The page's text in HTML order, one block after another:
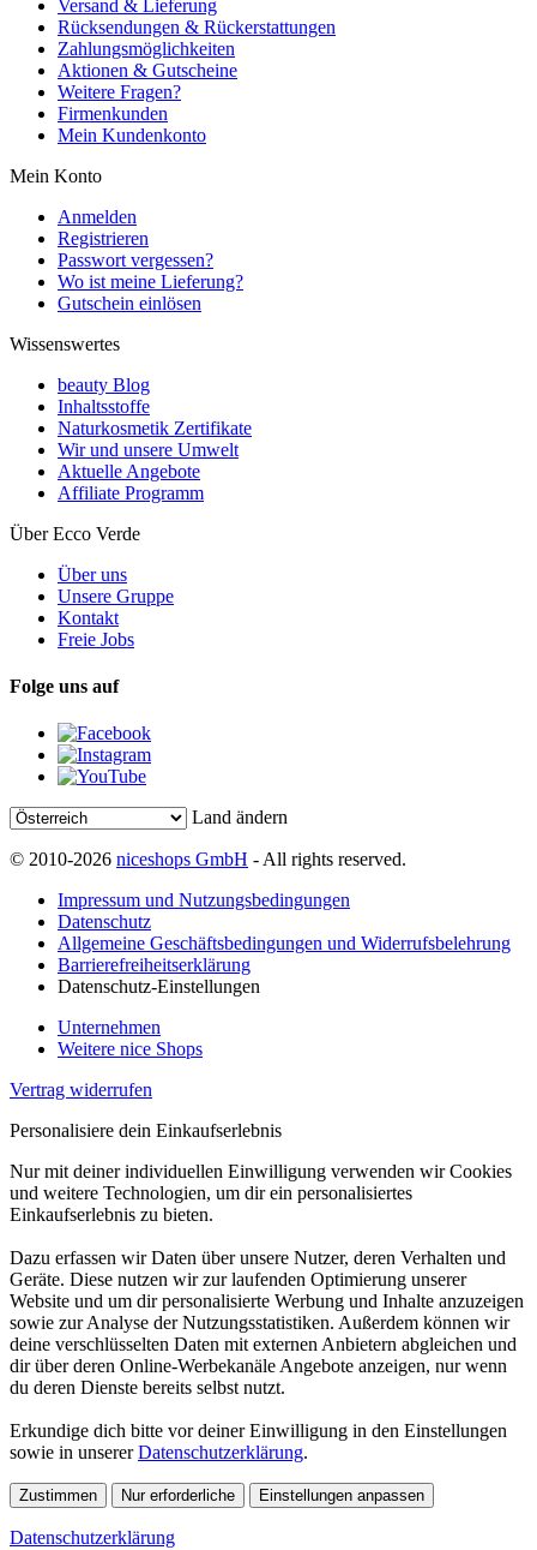
Versand & Lieferung
Rücksendungen & Rückerstattungen
Zahlungsmöglichkeiten
Aktionen & Gutscheine
Weitere Fragen?
Firmenkunden
Mein Kundenkonto
Mein Konto
Anmelden
Registrieren
Passwort vergessen?
Wo ist meine Lieferung?
Gutschein einlösen
Wissenswertes
beauty Blog
Inhaltsstoffe
Naturkosmetik Zertifikate
Wir und unsere Umwelt
Aktuelle Angebote
Affiliate Programm
Über Ecco Verde
Über uns
Unsere Gruppe
Kontakt
Freie Jobs
Folge uns auf
Land ändern
© 2010-2026 niceshops GmbH - All rights reserved.
Impressum und Nutzungsbedingungen
Datenschutz
Allgemeine Geschäftsbedingungen und Widerrufsbelehrung
Barrierefreiheitserklärung
Datenschutz-Einstellungen
Unternehmen
Weitere nice Shops
Vertrag widerrufen
Personalisiere dein Einkaufserlebnis
Nur mit deiner individuellen Einwilligung verwenden wir Cookies
und weitere Technologien, um dir ein personalisiertes
Einkaufserlebnis zu bieten.
Dazu erfassen wir Daten über unsere Nutzer, deren Verhalten und
Geräte. Diese nutzen wir zur laufenden Optimierung unserer
Website und um dir personalisierte Werbung und Inhalte anzuzeigen
sowie zur Analyse der Nutzungsstatistiken. Außerdem können wir
deine verschlüsselten Daten mit externen Anbietern abgleichen und
dir über deren Online-Werbekanäle Angebote anzeigen, nur wenn
du deren Dienste bereits selbst nutzt.
Erkundige dich bitte vor deiner Einwilligung in den Einstellungen
sowie in unsererDatenschutzerklärung.
Zustimmen Nur erforderliche Einstellungen anpassen
Datenschutzerklärung